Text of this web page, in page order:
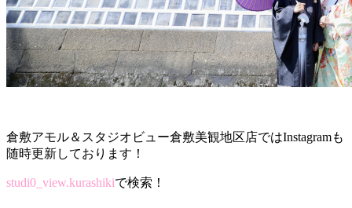
倉敷アモル＆スタジオビュー倉敷美観地区店ではInstagramも
随時更新しております！
studi0_view.kurashikiで検索！